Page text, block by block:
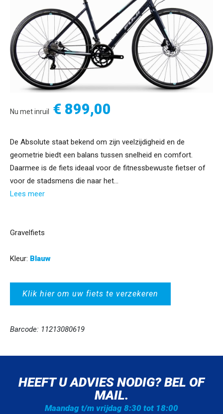
Nu met inruil € 899,00
De Absolute staat bekend om zijn veelzijdigheid en de
geometrie biedt een balans tussen snelheid en comfort.
Daarmee is de fiets ideaal voor de fitnessbewuste fietser of
voor de stadsmens die naar het...
Lees meer
Gravelfiets
Kleur: Blauw
Klik hier om uw fiets te verzekeren
Barcode: 11213080619
HEEFT U ADVIES NODIG? BEL OF
MAIL.
Maandag t/m vrijdag 8:30 tot 18:00